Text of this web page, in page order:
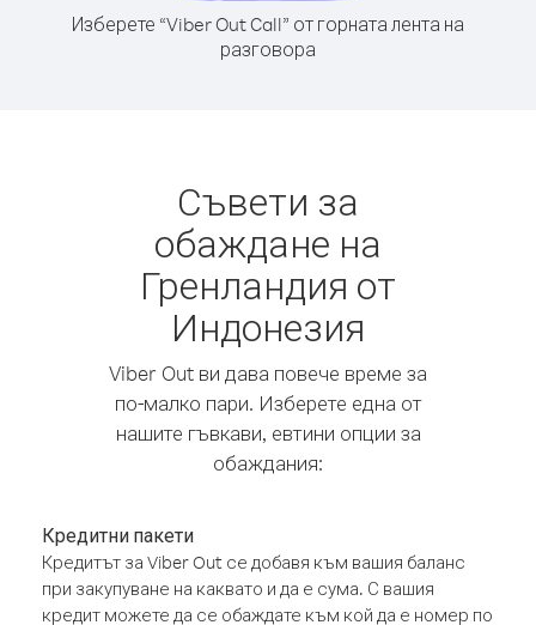
Изберете “Viber Out Call” от горната лента на
разговора
Съвети за
обаждане на
Гренландия от
Индонезия
Viber Out ви дава повече време за
по-малко пари. Изберете една от
нашите гъвкави, евтини опции за
обаждания:
Кредитни пакети
Кредитът за Viber Out се добавя към вашия баланс
при закупуване на каквато и да е сума. С вашия
кредит можете да се обаждате към кой да е номер по